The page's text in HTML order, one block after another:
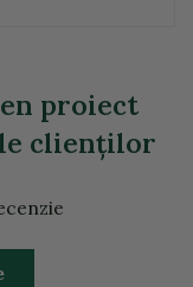
proiect
clienţilor